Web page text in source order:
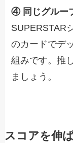
④ 同じグルー
SUPERSTAR
のカードでデ
組みです。推
ましょう。
スコアを伸